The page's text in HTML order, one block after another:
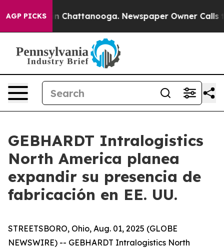
AGP PICKS
Chaos in Chattanooga. Newspaper Owner Calls
GEBHARDT Intralogistics
North America planea
expandir su presencia de
fabricación en EE. UU.
STREETSBORO, Ohio, Aug. 01, 2025 (GLOBE
NEWSWIRE) -- GEBHARDT Intralogistics North